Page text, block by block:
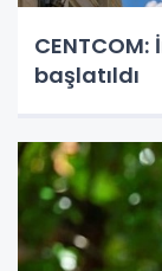
başlatıldı